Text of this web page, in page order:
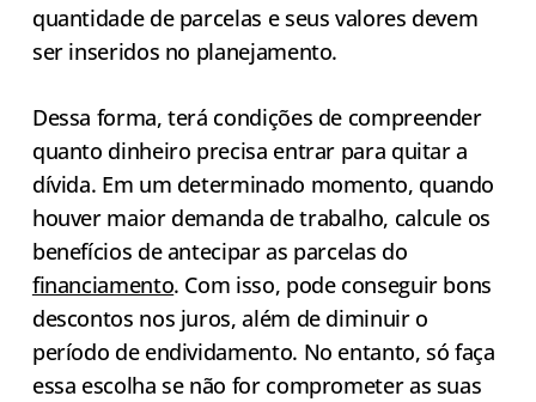
quantidade de parcelas e seus valores devem
ser inseridos no planejamento.
Dessa forma, terá condições de compreender
quanto dinheiro precisa entrar para quitar a
dívida. Em um determinado momento, quando
houver maior demanda de trabalho, calcule os
benefícios de antecipar as parcelas do
financiamento. Com isso, pode conseguir bons
descontos nos juros, além de diminuir o
período de endividamento. No entanto, só faça
essa escolha se não for comprometer as suas